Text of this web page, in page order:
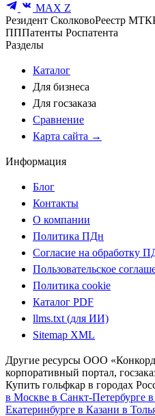
MAX Z
Резидент СколковоРеестр МТК
ПППатенты Роспатента
Разделы
Каталог
Для бизнеса
Для госзаказа
Сравнение
Карта сайта →
Информация
Блог
Контакты
О компании
Политика ПДн
Согласие на обработку
Пользовательское
Политика cookie
Каталог PDF
llms.txt (для ИИ)
Sitemap XML
Другие ресурсы ООО
корпоративный портал,
Купить гольфкар в городах
в Москве в Санкт-Петербурге
Екатеринбурге в Казани в